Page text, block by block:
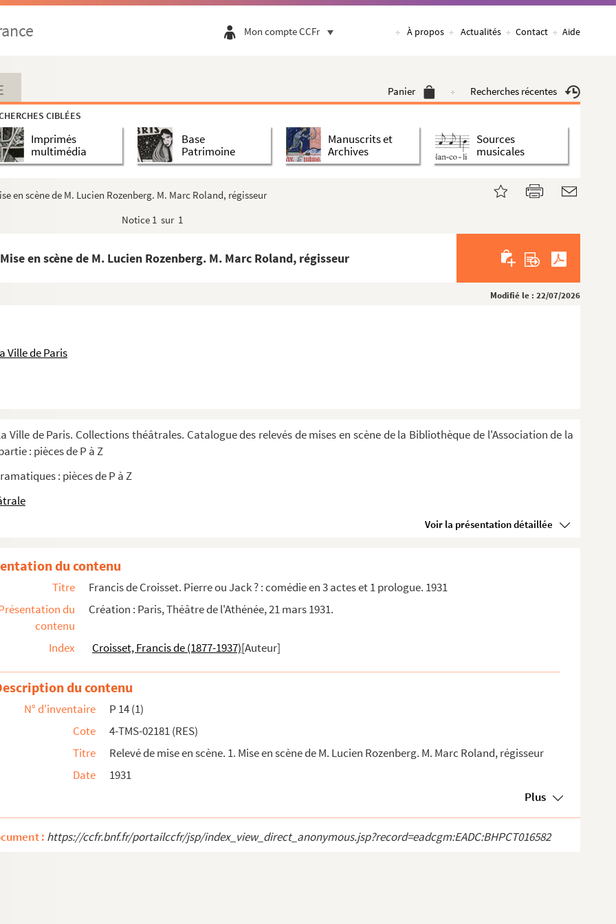
Mon compte CCFr À propos Actualités Contact Aide
Panier Recherches récentes
CIBLÉES
Imprimés
multimédia
Base
Patrimoine
Manuscrits et
Archives
Sources
musicales
en scène de M. Lucien Rozenberg. M. Marc Roland, régisseur
Notice 1 sur 1
en scène de M. Lucien Rozenberg. M. Marc Roland, régisseur
Modifié le : 22/07/2026
Ville de Paris
Ville de Paris. Collections théâtrales. Catalogue des relevés de mises en scène de la Bibliothèque de l'Association de la
: pièces de P à Z
: pièces de P à Z
Voir la présentation détaillée
et 1 épilogue. 1922
5 actes. 1860
Annesley Vachell. 1917
1926
comédie en 3 actes. 1926
3 actes. 1884
1910 et 1940
dont 1 palace et 1 palazzo et 6 tablea...
en 1 acte mêlée de chant. 1852
4 actes. 1960
1880 et 1945
1931
de M. Lucien Rozenberg. M. Marc Roland, régisseur
de M. Lucien Rozenberg. M. Marc Roland, régisseur
de M. Lucien Rozenberg. M. Marc Roland, régisseur
de M. Lucien Rozenberg. M. Marc Roland, régisseur
de M. Lucien Rozenberg. M. Marc Roland, régisseur
: drame en 5 actes. 1885
: drame à grand spectacle en 5 actes et ...
en 4 actes. 1898
du contenu
Titre
Francis de Croisset. Pierre ou Jack ? : comédie en 3 actes et 1 prologue. 1931
du
contenu
Création : Paris, Théâtre de l'Athénée, 21 mars 1931.
Index Croisset, Francis de (1877-1937)[Auteur]
du contenu
N° d'inventaire
P 14 (1)
Cote
4-TMS-02181 (RES)
Titre
Relevé de mise en scène. 1. Mise en scène de M. Lucien Rozenberg. M. Marc Roland, régisseur
Date
1931
Plus
: https://ccfr.bnf.fr/portailccfr/jsp/index_view_direct_anonymous.jsp?record=eadcgm:EADC:BHPCT016582